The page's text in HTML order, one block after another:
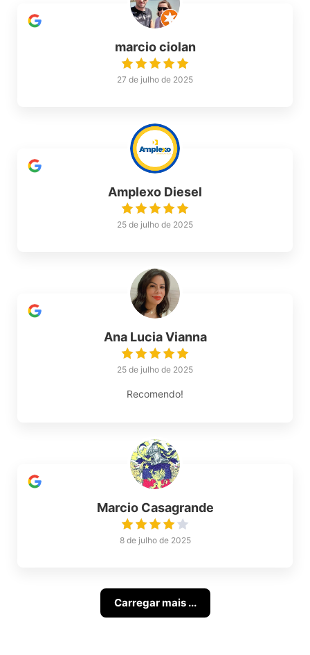
marcio ciolan
27 de julho de 2025
Amplexo Diesel
25 de julho de 2025
Ana Lucia Vianna
25 de julho de 2025
Recomendo!
Marcio Casagrande
8 de julho de 2025
Carregar mais ...